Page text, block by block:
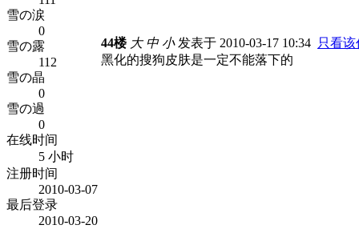
雪の涙
0
雪の露
112
雪の晶
0
雪の過
0
在线时间
5 小时
注册时间
2010-03-07
最后登录
2010-03-20
44楼 大 中 小发表于 2010-03-17 10:34 只看该
黑化的搜狗皮肤是一定不能落下的